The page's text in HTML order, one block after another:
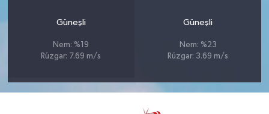
Güneşli
Nem: %19
Rüzgar: 7.69 m/s
Güneşli
Nem: %23
Rüzgar: 3.69 m/s